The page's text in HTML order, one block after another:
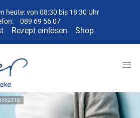
heute: von 08:30 bis 18:30 Uhr
089 69 56 07
Rezept einlösen Shop